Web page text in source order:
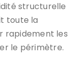
structurelle
toute la
rapidement les
le périmètre.